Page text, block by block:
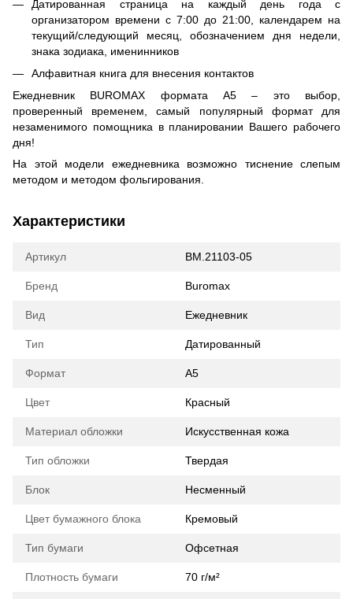
Датированная страница на каждый день года с
организатором времени с 7:00 до 21:00, календарем на
текущий/следующий месяц, обозначением дня недели,
знака зодиака, именинников
Алфавитная книга для внесения контактов
Ежедневник BUROMAX формата А5 – это выбор,
проверенный временем, самый популярный формат для
незаменимого помощника в планировании Вашего рабочего
дня!
На этой модели ежедневника возможно тиснение слепым
методом и методом фольгирования.
Характеристики
Артикул BM.21103-05
Бренд Buromax
Вид Ежедневник
Тип Датированный
Формат А5
Цвет Красный
Материал обложки Искусственная кожа
Тип обложки Твердая
Блок Несменный
Цвет бумажного блока Кремовый
Тип бумаги Офсетная
Плотность бумаги 70 г/м²